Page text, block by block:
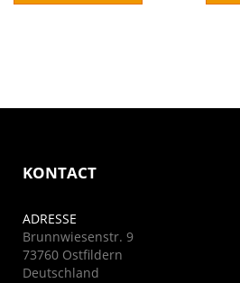
KONTACT
ADRESSE
Brunnwiesenstr. 9
73760 Ostfildern
Deutschland